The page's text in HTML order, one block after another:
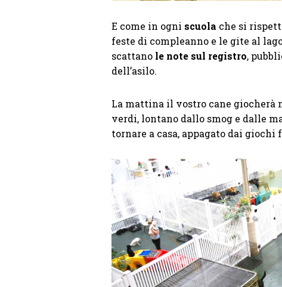
E come in ogni scuola che si
feste di compleanno e le gite al
scattano le note sul registro,
dell’asilo.
La mattina il vostro cane giocherà
verdi, lontano dallo smog e dalle
tornare a casa, appagato dai